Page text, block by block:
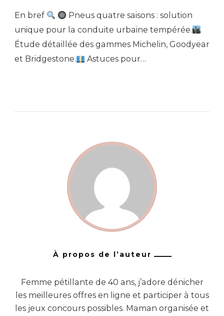
En bref
Pneus quatre saisons : solution
unique pour la conduite urbaine tempérée.
Étude détaillée des gammes Michelin, Goodyear
et Bridgestone.
Astuces pour…
À propos de l’auteur
Femme pétillante de 40 ans, j’adore dénicher
les meilleures offres en ligne et participer à tous
les jeux concours possibles. Maman organisée et